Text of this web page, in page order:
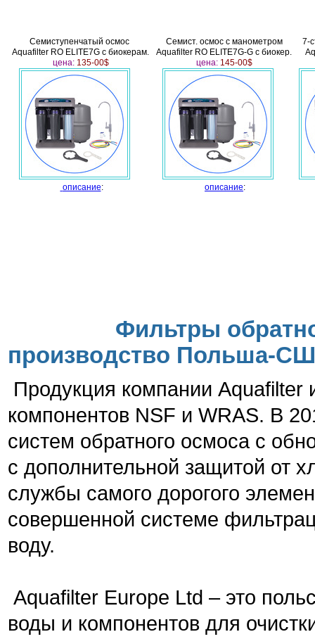
Семиступенчатый осмос
Aquafilter RO ELITE7G с биокерам.
цена: 135-00$
описание:
Семист. осмос с манометром
Aquafilter RO ELITE7G-G с биокер.
цена: 145-00$
описание:
7-
Фильтры
производство Польша-
Продукция компании Aquafilter
компонентов NSF и WRAS. В
систем обратного осмоса с
с дополнительной защитой от
службы самого дорогого
совершенной системе
воду.
Aquafilter Europe Ltd – это
воды и компонентов для